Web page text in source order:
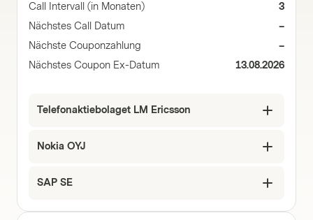
Call Intervall (in Monaten)
3
Nächstes Call Datum
–
Nächste Couponzahlung
–
Nächstes Coupon Ex-Datum
13.08.2026
Telefonaktiebolaget LM Ericsson
Nokia OYJ
SAP SE